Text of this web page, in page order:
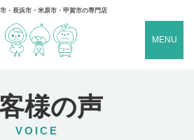
・長浜市・米原市・甲賀市の専門店
MENU
様の声
VOICE